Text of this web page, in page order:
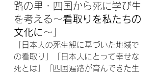
路の里・四国から死に学び生
を考える～看取りを私たちの
文化に ～
「日本人の死生観に基づいた地域で
の看取り」「日本人にとって幸せな
死とは」「四国遍路が育んできた生